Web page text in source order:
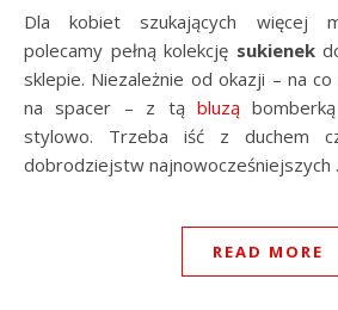
Dla kobiet szukających więcej
polecamy pełną kolekcję sukienek
sklepie. Niezależnie od okazji – na
na spacer – z tą bluzą
stylowo. Trzeba iść z duchem
dobrodziejstw najnowocześniejszych
READ MORE